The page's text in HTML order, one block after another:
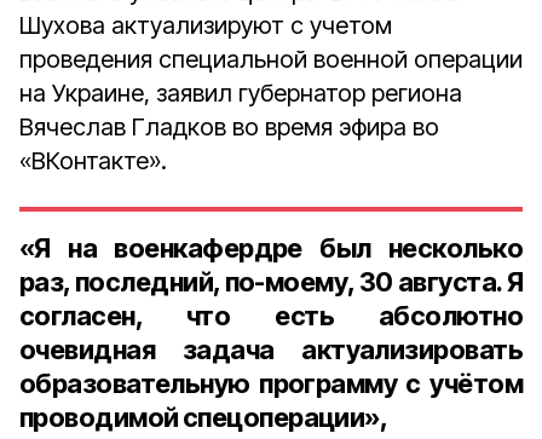
Шухова актуализируют с учетом
проведения специальной военной операции
на Украине, заявил губернатор региона
Вячеслав Гладков во время эфира во
«ВКонтакте».
«Я на военкафердре был несколько
раз, последний, по-моему, 30 августа. Я
согласен, что есть абсолютно
очевидная задача актуализировать
образовательную программу с учётом
проводимой спецоперации»,